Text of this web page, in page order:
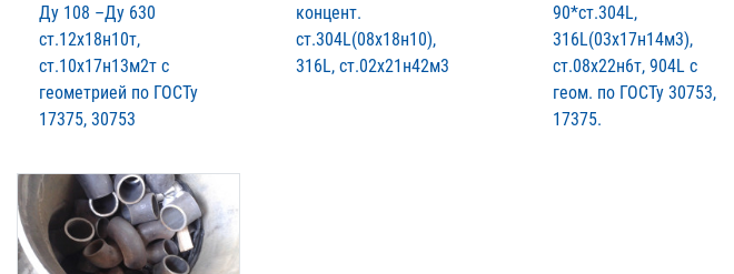
Ду 108 –Ду 630
ст.12х18н10т,
ст.10х17н13м2т с
геометрией по ГОСТу
17375, 30753
концент.
ст.304L(08х18н10),
316L, ст.02х21н42м3
90*ст.304L,
316L(03х17н14м3),
ст.08х22н6т, 904L с
геом. по ГОСТу 30753,
17375.